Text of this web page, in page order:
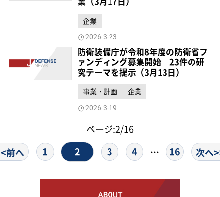
企業
2026-3-23
防衛装備庁が令和8年度の防衛省フ
ァンディング募集開始 23件の研
究テーマを提示（3月13日）
事業・計画 企業
2026-3-19
ページ:2/16
前へ
1 2 3 4 … 16 次へ